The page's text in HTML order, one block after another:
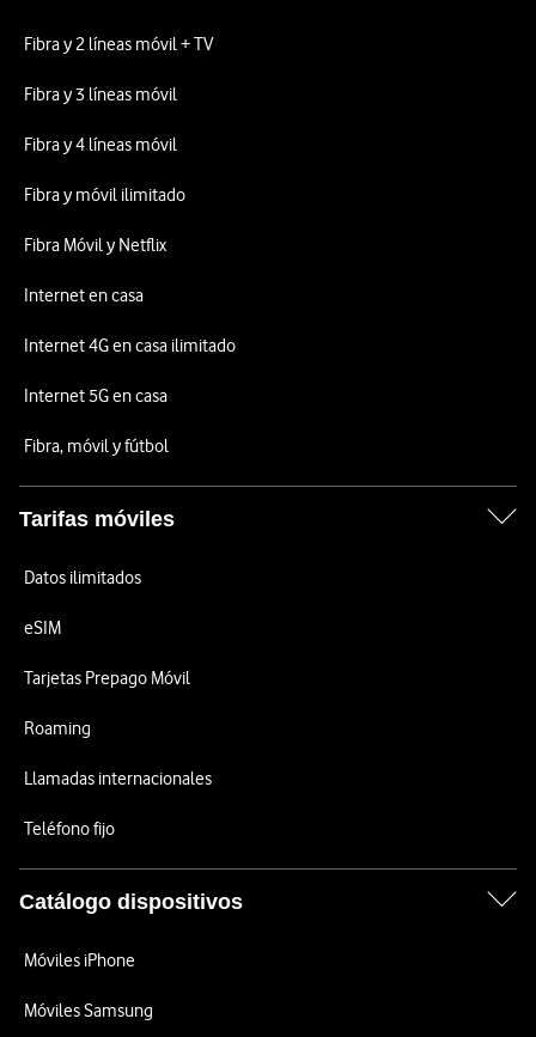
Fibra y 2 líneas móvil + TV
Fibra y 3 líneas móvil
Fibra y 4 líneas móvil
Fibra y móvil ilimitado
Fibra Móvil y Netflix
Internet en casa
Internet 4G en casa ilimitado
Internet 5G en casa
Fibra, móvil y fútbol
Tarifas móviles
Datos ilimitados
eSIM
Tarjetas Prepago Móvil
Roaming
Llamadas internacionales
Teléfono fijo
Catálogo dispositivos
Móviles iPhone
Móviles Samsung